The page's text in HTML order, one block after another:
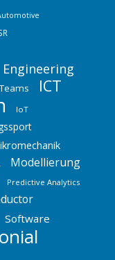
Engineering
ICT
IoT
Modellierung
Predictive Analytics
Software